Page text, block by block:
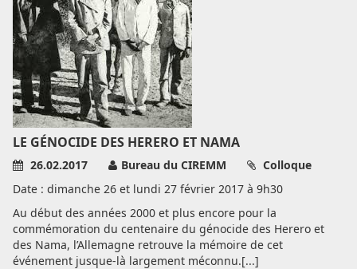
LE GÉNOCIDE DES HERERO ET NAMA
26.02.2017 Bureau du CIREMM
Colloque
Date : dimanche 26 et lundi 27 février 2017 à 9h30
Au début des années 2000 et plus encore pour la
commémoration du centenaire du génocide des Herero et
des Nama, l’Allemagne retrouve la mémoire de cet
événement jusque-là largement méconnu.[...]